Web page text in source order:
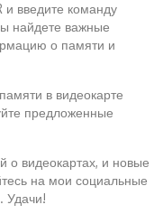
и введите команду
найдете важные
о памяти и
в видеокарте
предложенные
о видеокартах, и новые
на мои социальные
Удачи!